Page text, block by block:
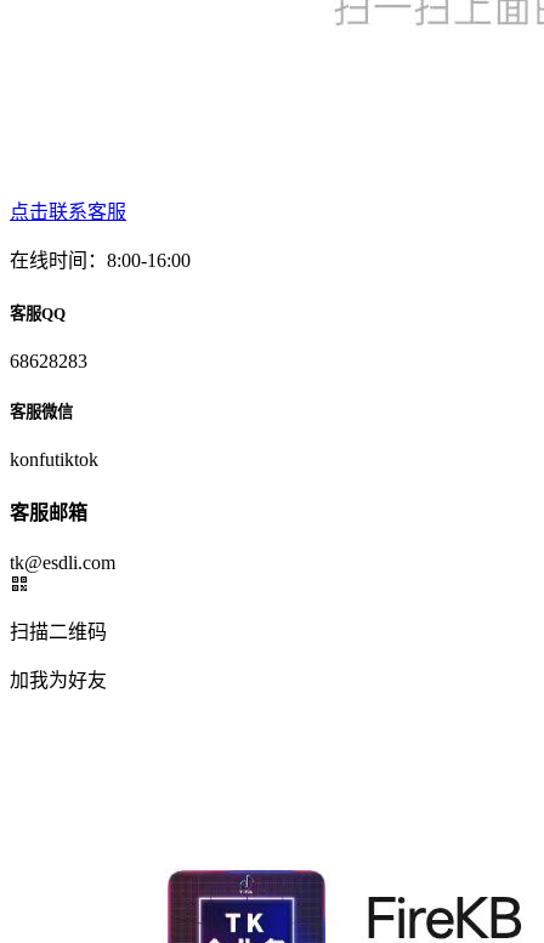
点击联系客服
在线时间：8:00-16:00
客服QQ
68628283
客服微信
konfutiktok
客服邮箱
tk@esdli.com
扫描二维码
加我为好友